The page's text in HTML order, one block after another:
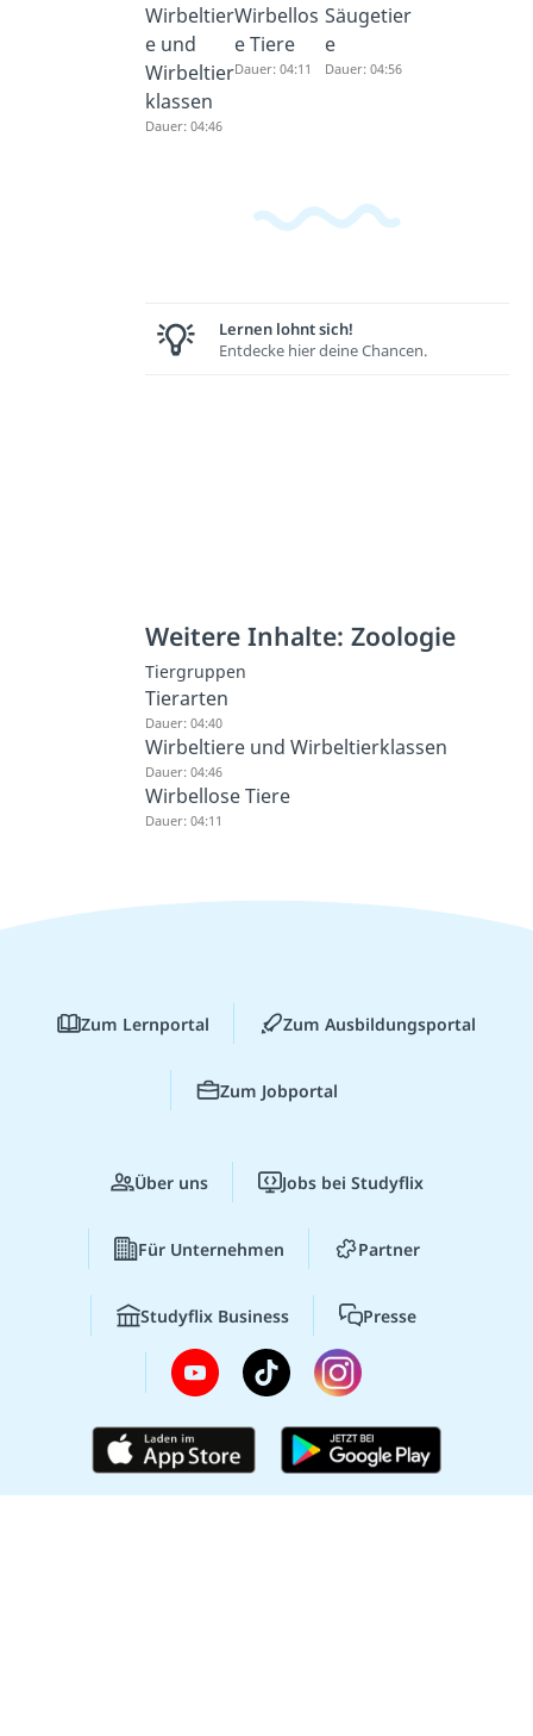
Wirbeltier
e und
Wirbeltier
klassen
Dauer: 04:46
Wirbellos
e Tiere
Dauer: 04:11
Säugetier
e
Dauer: 04:56
Lernen lohnt sich!
Entdecke hier deine Chancen.
Weitere Inhalte: Zoologie
Tiergruppen
Tierarten
Dauer: 04:40
Wirbeltiere und Wirbeltierklassen
Dauer: 04:46
Wirbellose Tiere
Dauer: 04:11
Zum Lernportal Zum Ausbildungsportal
Zum Jobportal
Über uns Jobs bei Studyflix
Für Unternehmen Partner
Studyflix Business Presse